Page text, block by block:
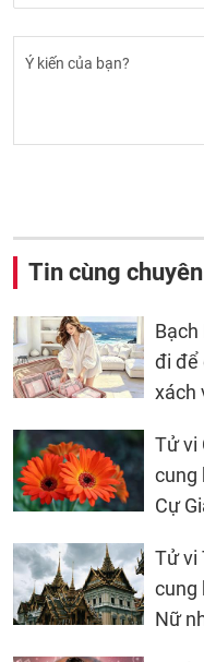
Tin cùng
đi để
xách
Tử vi
cung
Cự
Tử vi
cung
Nữ